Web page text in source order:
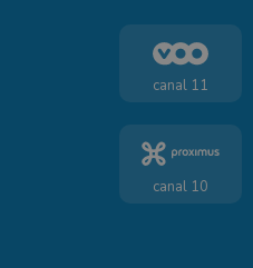
canal 11
canal 10